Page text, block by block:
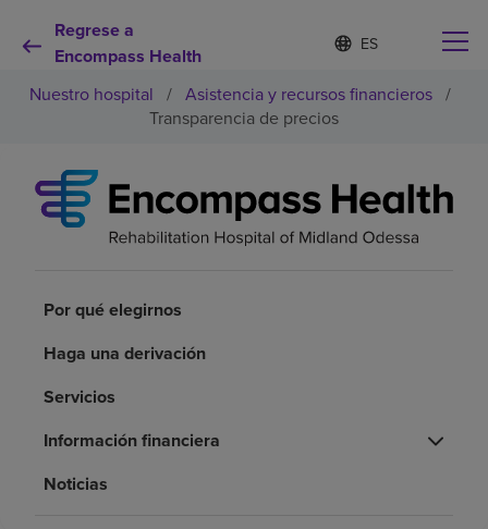
Regrese a
Encompass Health
Lista
de
idiomas
contraída
d
o
m
e
c
Por qué debe elegirnos
Servicios de rehabilitación
Pacientes y cuidadores
Acerca de nosotros
Nuestro hospital / Asistencia y recursos financieros /
Transparencia de precios
Por qué elegirnos
Haga una derivación
Servicios
Información financiera
Noticias